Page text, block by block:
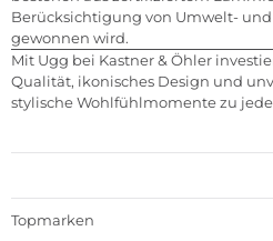
Berücksichtigung von Umwelt-
gewonnen wird.
Mit Ugg bei Kastner & Öhler
Qualität, ikonisches Design und
stylische Wohlfühlmomente zu
Topmarken